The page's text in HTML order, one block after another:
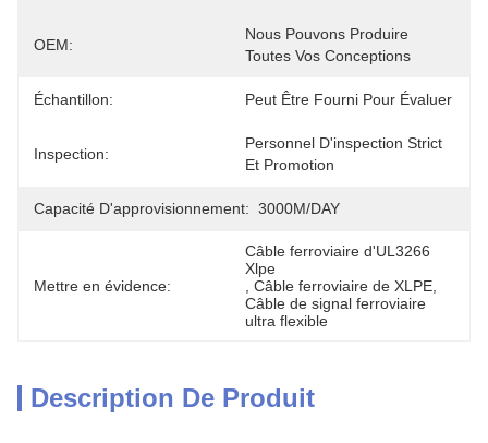
OEM:
Nous Pouvons Produire
Toutes Vos Conceptions
Échantillon: Peut Être Fourni Pour Évaluer
Inspection:
Personnel D'inspection Strict
Et Promotion
Capacité D'approvisionnement: 3000M/DAY
Mettre en évidence:
Câble ferroviaire d'UL3266
Xlpe
Câble ferroviaire de XLPE
Câble de signal ferroviaire
ultra flexible
Description De Produit